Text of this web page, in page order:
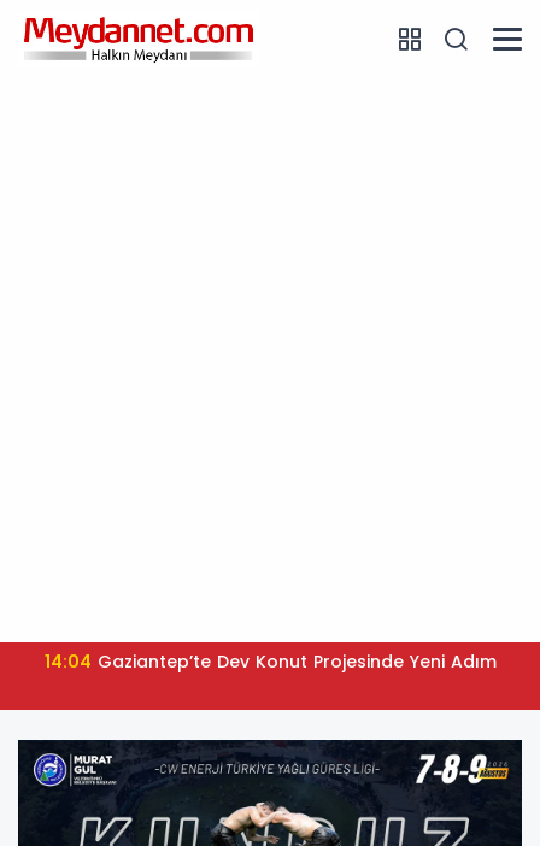
14:04 Gaziantep’te Dev Konut Projesinde Yeni Adım